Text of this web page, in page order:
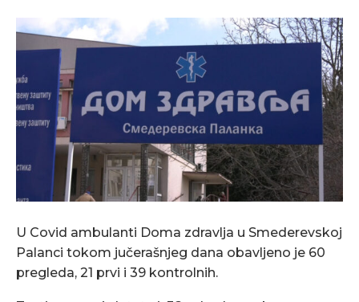
U Covid ambulanti Doma zdravlja u Smederevskoj
Palanci tokom jučerašnjeg dana obavljeno je 60
pregleda, 21 prvi i 39 kontrolnih.